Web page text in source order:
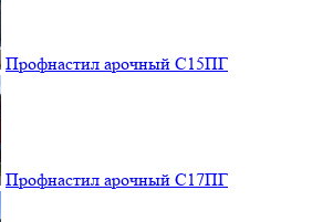
Профнастил арочный С15ПГ
Профнастил арочный С17ПГ